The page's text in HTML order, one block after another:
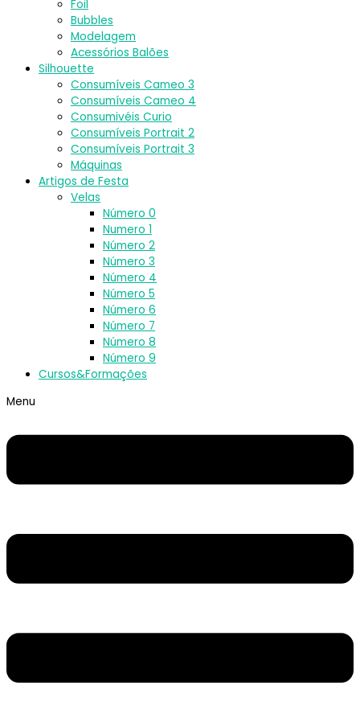
Foil
Bubbles
Modelagem
Acessórios Balões
Silhouette
Consumíveis Cameo 3
Consumíveis Cameo 4
Consumivéis Curio
Consumíveis Portrait 2
Consumíveis Portrait 3
Máquinas
Artigos de Festa
Velas
Número 0
Numero 1
Número 2
Número 3
Número 4
Número 5
Número 6
Número 7
Número 8
Número 9
Cursos&Formações
Menu